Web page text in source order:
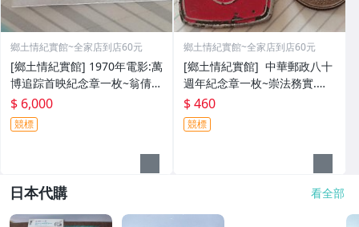
鄉土情紀實館~全家店到店60元
[鄉土情紀實館] 1970年電影:萬
博追踪首映紀念章一枚~翁倩
玉.馮海主演~羅馬證章社.電話
六碼
$ 6,000
競標
鄉土情紀實館~全家店到店60元
[鄉土情紀實館] 中華郵政八十
週年紀念章一枚~崇法務實.敬
業樂群~王叔朋敬贈~民國65年
$ 460
競標
日本代購 看全部